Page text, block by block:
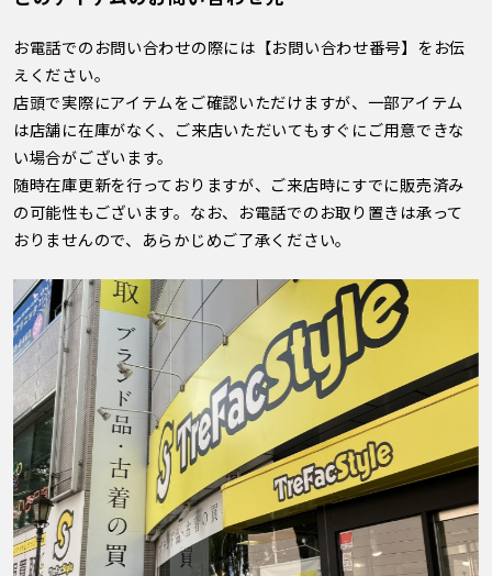
お電話でのお問い合わせの際には【お問い合わせ番号】をお伝
えください。
店頭で実際にアイテムをご確認いただけますが、一部アイテム
は店舗に在庫がなく、ご来店いただいてもすぐにご用意できな
い場合がございます。
随時在庫更新を行っておりますが、ご来店時にすでに販売済み
の可能性もございます。なお、お電話でのお取り置きは承って
おりませんので、あらかじめご了承ください。